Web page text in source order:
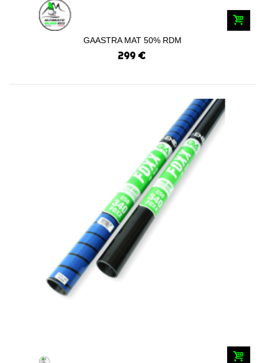
GAASTRA MAT 50% RDM
299 €